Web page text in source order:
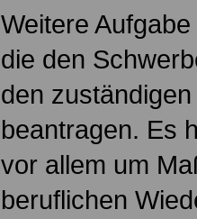
Weitere
die den
den
beantragen. Es
vor allem um
beruflichen